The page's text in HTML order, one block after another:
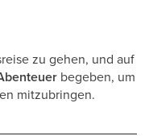
zu gehen, und auf
begeben, um
mitzubringen.